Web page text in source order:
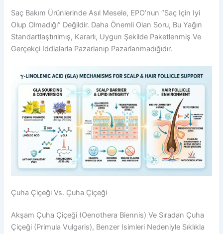
Saç Bakım Ürünlerinde Asıl Mesele, EPO’nun “saç Için Iyi
Olup Olmadığı” Değildir. Daha Önemli Olan Soru, Bu Yağın
Standartlaştırılmış, Kararlı, Uygun Şekilde Paketlenmiş Ve
Gerçekçi Iddialarla Pazarlanıp Pazarlanmadığıdır.
Çuha Çiçeği Vs. Çuha Çiçeği
Akşam Çuha Çiçeği (Oenothera Biennis) Ve Sıradan Çuha
Çiçeği (Primula Vulgaris), Benzer Isimleri Nedeniyle Sıklıkla